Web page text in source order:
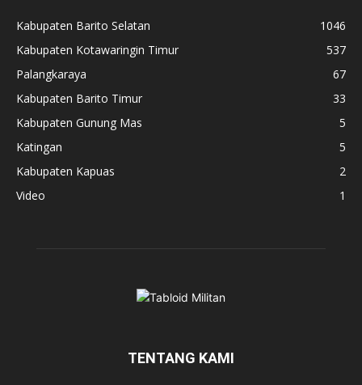
Kabupaten Barito Selatan
1046
Kabupaten Kotawaringin Timur
537
Palangkaraya
67
Kabupaten Barito Timur
33
Kabupaten Gunung Mas
5
Katingan
5
Kabupaten Kapuas
2
Video
1
TENTANG KAMI